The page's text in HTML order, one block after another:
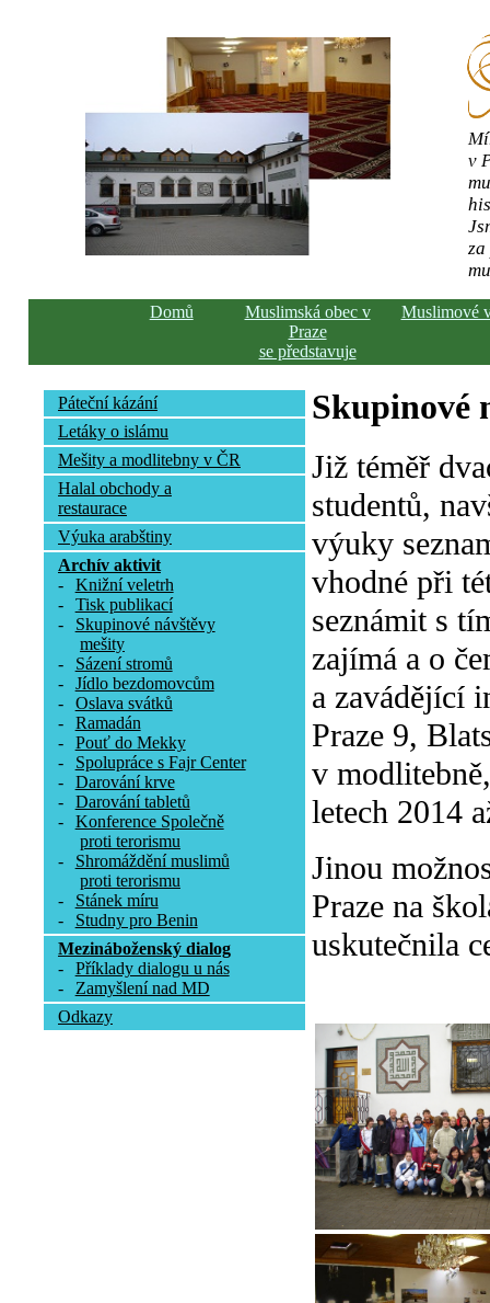
v
Domů
Muslimská obec v
Praze
se představuje
Muslimové
Páteční kázání
Letáky o islámu
Mešity a modlitebny v ČR
Halal obchody a
restaurace
Výuka arabštiny
Archív aktivit
-
Knižní veletrh
-
Tisk publikací
-
Skupinové návštěvy
mešity
-
Sázení stromů
-
Jídlo bezdomovcům
-
Oslava svátků
-
Ramadán
-
Pouť do Mekky
-
Spolupráce s Fajr Center
-
Darování krve
-
Darování tabletů
-
Konference Společně
proti terorismu
-
Shromáždění muslimů
proti terorismu
-
Stánek míru
-
Studny pro Benin
Mezináboženský dialog
-
Příklady dialogu u nás
-
Zamyšlení nad MD
Odkazy
Skupinové
Již téměř
studentů,
výuky
vhodné při
seznámit s
zajímá a o
a zavádějící
Praze 9,
v
letech 2014
Jinou
Praze na
uskutečnila